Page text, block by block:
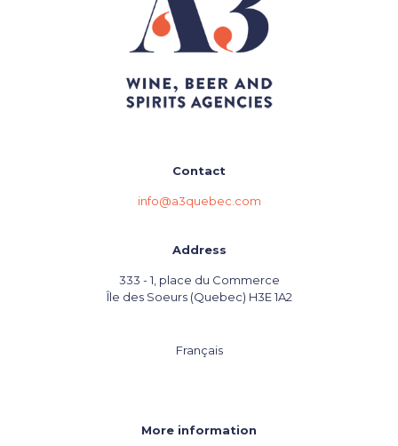
Contact
info@a3quebec.com
Address
333 - 1, place du Commerce
Île des Soeurs (Quebec) H3E 1A2
Français
More information